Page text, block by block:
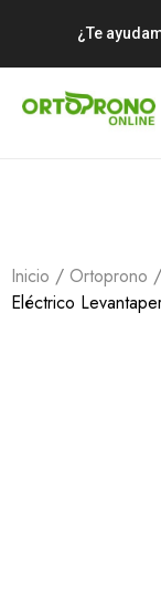
¿Te
Inicio Ortoprono
Eléctrico